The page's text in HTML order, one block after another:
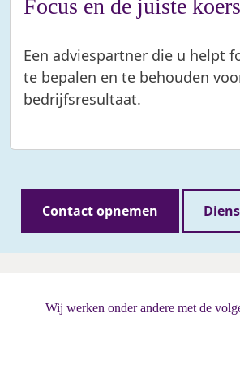
Focus en de juiste koers
Een adviespartner die u helpt
te bepalen en te behouden
bedrijfsresultaat.
Contact opnemen
Wij werken onder andere met de